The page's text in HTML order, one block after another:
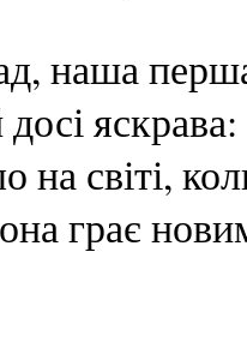
наша
на світі,
грає